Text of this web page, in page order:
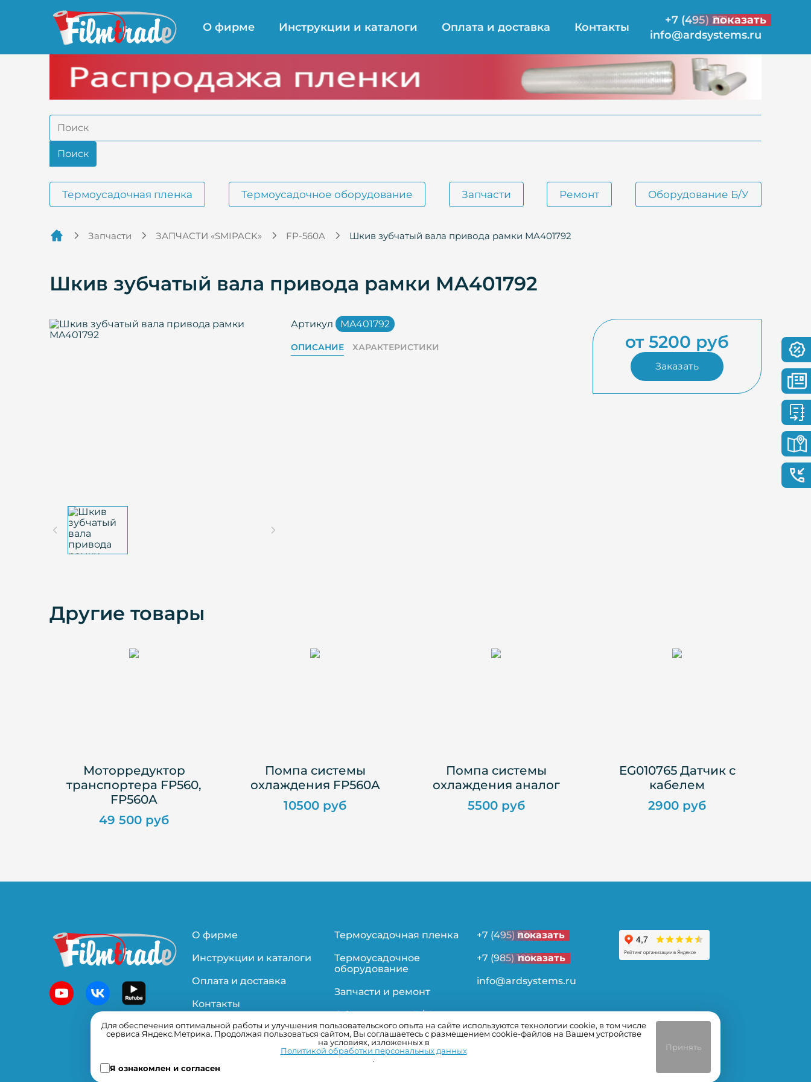
Для обеспечения оптимальной работы и улучшения пользовательского опыта на сайте используются технологии cookie, в том числе
сервиса Яндекс.Метрика. Продолжая пользоваться сайтом, Вы соглашаетесь с размещением cookie-файлов на Вашем устройстве
на условиях, изложенных в
Политикой обработки персональных данных
.
Я ознакомлен и согласен
Принять
О фирме Инструкции и каталоги Оплата и доставка Контакты
+7 (495) 231-21-00
показать
info@ardsystems.ru
Термоусадочная пленка Термоусадочное оборудование Запчасти Ремонт Оборудование Б/У
Запчасти ЗАПЧАСТИ «SMIPACK» FP-560A Шкив зубчатый вала привода рамки MA401792
Шкив зубчатый вала привода рамки MA401792
от 5200 руб
Заказать
Артикул MA401792
ОПИСАНИЕ ХАРАКТЕРИСТИКИ
Другие товары
Моторредуктор
транспортера FP560,
FP560A
49 500 руб
Помпа системы
охлаждения FP560A
10500 руб
Помпа системы
охлаждения аналог
5500 руб
EG010765 Датчик с
кабелем
2900 руб
О фирме
Инструкции и каталоги
Оплата и доставка
Контакты
Политика
конфиденциальности
Термоусадочная пленка
Термоусадочное
оборудование
Запчасти и ремонт
Оборудование Б/У
+7 (495) 231-21-00
показать
+7 (985) 107-62-32
показать
info@ardsystems.ru